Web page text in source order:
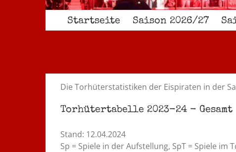
Startseite Saison 2026/27
Die Torhüterstatistiken der Eispiraten in der
Torhütertabelle 2023-24 - Gesamt
Stand: 12.04.2024
Sp = Spiele in der Aufstellung, SpT = Spiele im